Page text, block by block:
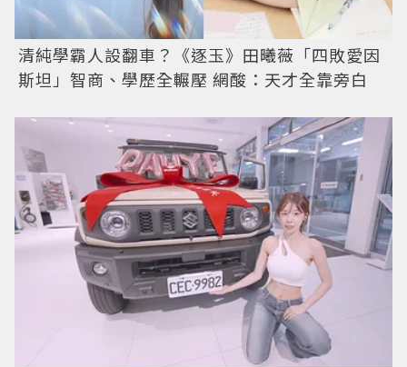
清純學霸人設翻車？《逐玉》田曦薇「四敗愛因
斯坦」智商、學歷全輾壓 網酸：天才全靠旁白